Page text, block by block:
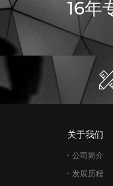
16年
关于我们
公司简介
发展历程